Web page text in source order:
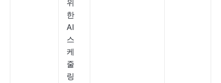
위
한
AI
스
케
줄
링